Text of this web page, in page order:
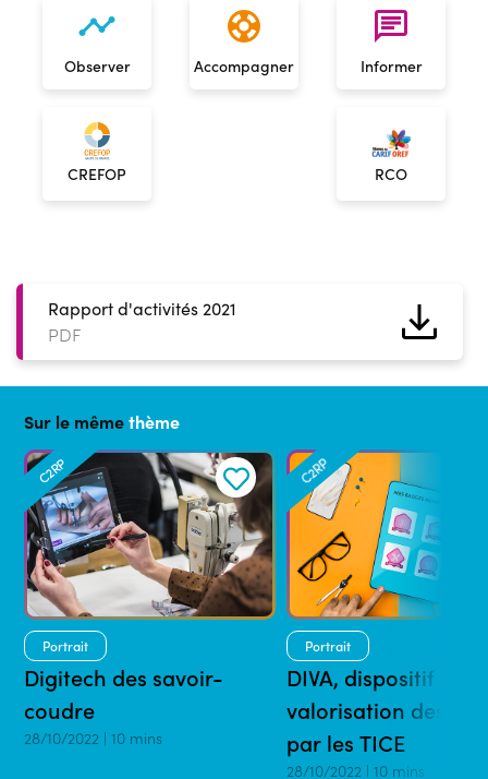
timeline
Observer
support
Accompagner
chat
Informer
CREFOP RCO
Rapport d'activités 2021
PDF
Sur le mêmethème
C2RP
Portrait
Digitech des savoir-
coudre
28/10/2022 | 10 mins
C2RP
Portrait
DIVA, dispositif de
valorisation des
par les TICE
28/10/2022 | 10 mins